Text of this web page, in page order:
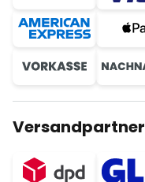
Versandpartner